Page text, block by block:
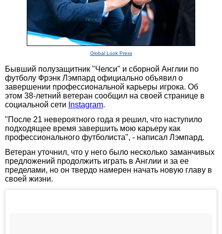
Global Look Press
Бывший полузащитник "Челси" и сборной Англии по
футболу Фрэнк Лэмпард официально объявил о
завершении профессиональной карьеры игрока. Об
этом 38-летний ветеран сообщил на своей странице в
социальной сети Instagram.
"После 21 невероятного года я решил, что наступило
подходящее время завершить мою карьеру как
профессионального футболиста", - написал Лэмпард.
Ветеран уточнил, что у него было несколько заманчивых
предложений продолжить играть в Англии и за ее
пределами, но он твердо намерен начать новую главу в
своей жизни.